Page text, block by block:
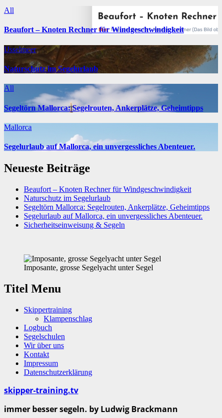
All
Beaufort – Knoten Rechner für Windgeschwindigkeit
IJsselmeer
Naturschutz im Segelurlaub
All
Segeltörn Mallorca: Segelrouten, Ankerplätze, Geheimtipps
Mallorca
Segelurlaub auf Mallorca, ein unvergessliches Abenteuer.
Neueste Beiträge
Beaufort – Knoten Rechner für Windgeschwindigkeit
Naturschutz im Segelurlaub
Segeltörn Mallorca: Segelrouten, Ankerplätze, Geheimtipps
Segelurlaub auf Mallorca, ein unvergessliches Abenteuer.
Sicherheitseinweisung & Segeln
Imposante, grosse Segelyacht unter Segel
Titel Menu
Skippertraining
Klampenschlag
Logbuch
Segelschulen
Wir über uns
Kontakt
Impressum
Datenschutzerklärung
skipper-training.tv
immer besser segeln. by Ludwig Brackmann